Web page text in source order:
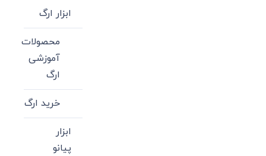
ابزار ارگ
محصولات
آموزشی
ارگ
خرید ارگ
ابزار
پیانو